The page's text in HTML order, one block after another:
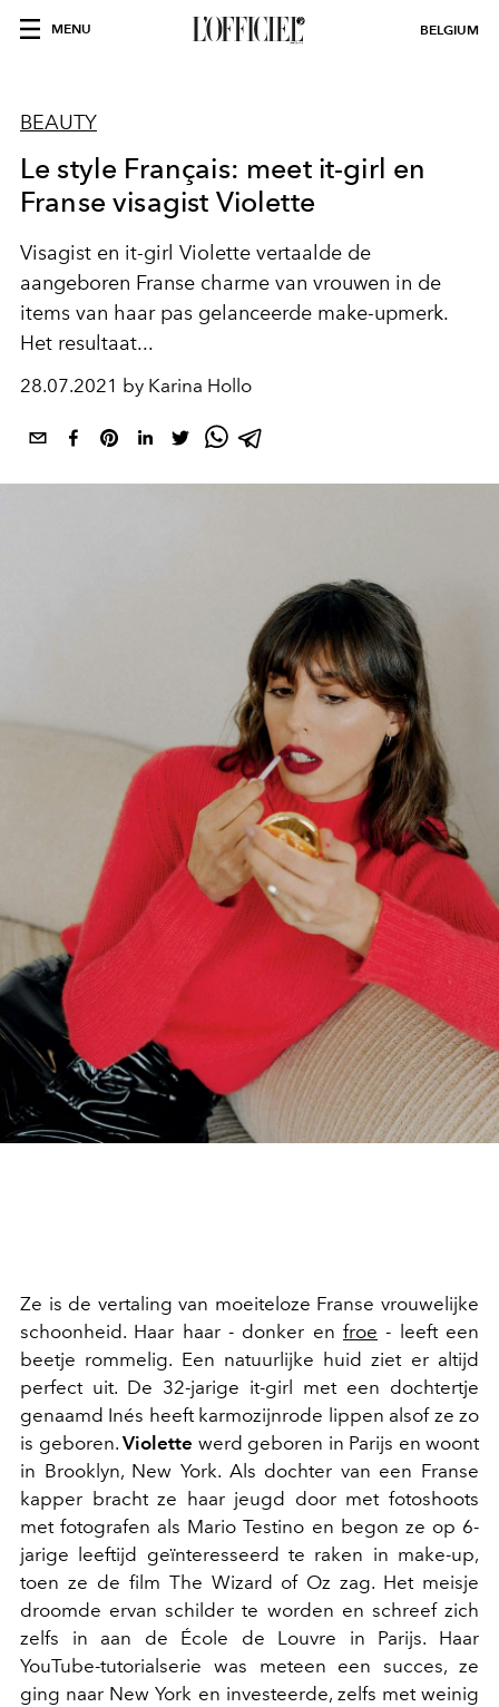
MENU BELGIUM
BEAUTY
Le style Français: meet it-girl en
Franse visagist Violette
Visagist en it-girl Violette vertaalde de
aangeboren Franse charme van vrouwen in de
items van haar pas gelanceerde make-upmerk.
Het resultaat...
28.07.2021 by Karina Hollo
Ze is de vertaling van moeiteloze Franse vrouwelijke
schoonheid. Haar haar - donker en froe - leeft een
beetje rommelig. Een natuurlijke huid ziet er altijd
perfect uit. De 32-jarige it-girl met een dochtertje
genaamd Inés heeft karmozijnrode lippen alsof ze zo
is geboren. Violette werd geboren in Parijs en woont
in Brooklyn, New York. Als dochter van een Franse
kapper bracht ze haar jeugd door met fotoshoots
met fotografen als Mario Testino en begon ze op 6-
jarige leeftijd geïnteresseerd te raken in make-up,
toen ze de film The Wizard of Oz zag. Het meisje
droomde ervan schilder te worden en schreef zich
zelfs in aan de École de Louvre in Parijs. Haar
YouTube-tutorialserie was meteen een succes, ze
ging naar New York en investeerde, zelfs met weinig